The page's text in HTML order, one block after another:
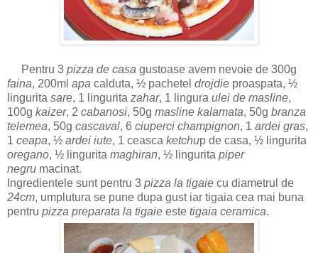
Pentru 3 pizza de casa gustoase avem nevoie de 300g
faina, 200ml apa calduta, ½ pachetel drojdie proaspata, ½
lingurita sare, 1 lingurita zahar, 1 lingura ulei de masline,
100g kaizer, 2 cabanosi, 50g masline kalamata, 50g branza
telemea, 50g cascaval, 6 ciuperci champignon, 1 ardei gras,
1 ceapa, ½ ardei iute, 1 ceasca ketchup de casa, ½ lingurita
oregano, ½ lingurita maghiran, ½ lingurita piper
negru macinat.
Ingredientele sunt pentru 3 pizza la tigaie cu diametrul de
24cm, umplutura se pune dupa gust iar tigaia cea mai buna
pentru pizza preparata la tigaie este tigaia ceramica.